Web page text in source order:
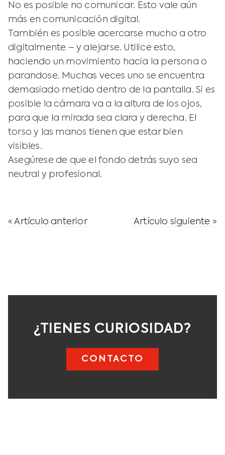
No es posible no comunicar. Esto vale aún
más en comunicación digital.
También es posible acercarse mucho a otro
digitalmente – y alejarse. Utilice esto,
haciendo un movimiento hacia la persona o
parandose. Muchas veces uno se encuentra
demasiado metido dentro de la pantalla. Si es
posible la cámara va a la altura de los ojos,
para que la mirada sea clara y derecha. El
torso y las manos tienen que estar bien
visibles.
Asegúrese de que el fondo detrás suyo sea
neutral y profesional.
« Artículo anterior Artículo siguiente »
¿TIENES CURIOSIDAD?
CONTACTO